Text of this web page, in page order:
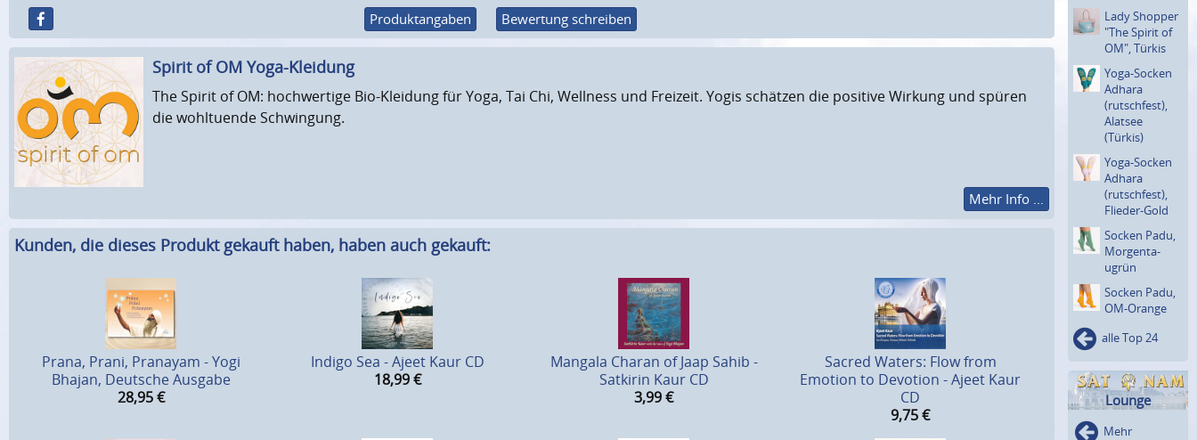
Produktangaben Bewertung schreiben
Spirit of OM Yoga-Kleidung
The Spirit of OM: hochwertige Bio-Kleidung für Yoga, Tai Chi, Wellness und Freizeit. Yogis schätzen die positive Wirkung und spüren
die wohltuende Schwingung.
Mehr Info ...
Kunden, die dieses Produkt gekauft haben, haben auch gekauft:
Prana, Prani, Pranayam - Yogi
Bhajan, Deutsche Ausgabe
28,95 €
Indigo Sea - Ajeet Kaur CD
18,99 €
Mangala Charan of Jaap Sahib -
Satkirin Kaur CD
3,99€
Sacred Waters: Flow from
Emotion to Devotion - Ajeet Kaur
CD
9,75€
Lady Shopper
"The Spirit of
OM", Türkis
Yoga-Socken
Adhara
(rutsch­fest),
Alatsee
(Türkis)
Yoga-Socken
Adhara
(rutsch­fest),
Flieder-Gold
Socken Padu,
Morgenta­
ugrün
Socken Padu,
OM-Orange
alle Top 24
Lounge
Mehr